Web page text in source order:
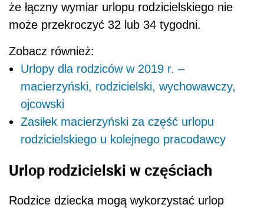
że łączny wymiar urlopu rodzicielskiego nie
może przekroczyć 32 lub 34 tygodni.
Zobacz również:
Urlopy dla rodziców w 2019 r. –
macierzyński, rodzicielski, wychowawczy,
ojcowski
Zasiłek macierzyński za część urlopu
rodzicielskiego u kolejnego pracodawcy
Urlop rodzicielski w częściach
Rodzice dziecka mogą wykorzystać urlop